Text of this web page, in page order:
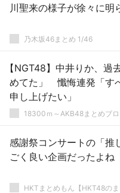
川聖来の様子が徐々に明
乃木坂46まとめ 1/46
【NGT48】中井りか、過
めてた」 懺悔連発「す
申し上げたい」
18300ｍ～AKB48まとめブロ
感謝祭コンサートの「推
ごく良い企画だったよね
HKTまとめもん【HKT48のま